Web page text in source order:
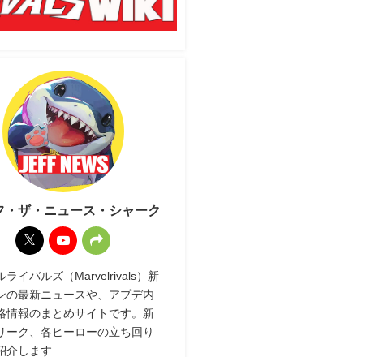
・ザ・ニュース・シャーク
ライバルズ（Marvelrivals）新
の最新ニュースや、アプデ内
情報のまとめサイトです。新
ーク、各ヒーローの立ち回り
介します